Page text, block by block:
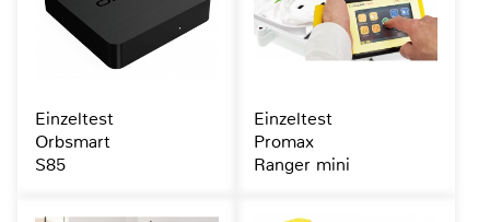
Einzeltest
Orbsmart
S85
Einzeltest
Promax
Ranger mini